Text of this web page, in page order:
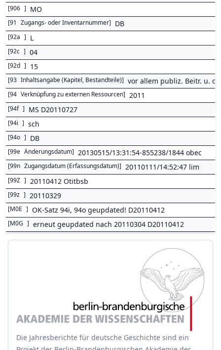
[906 ] MO
[91 Zugangs- oder Inventarnummer] DB
[92a ] L
[92c ] 04
[92d ] 15
[93 Inhaltsangabe (Kapitel, Bestandteile)] vor allem publiz. Beitr. u.
[94 Verknüpfung zu externen Ressourcen] 2011
[94f ] MS D20110727
[94i ] sch
[94o ] DB
[99e Änderungsdatum] 20130515/13:31:54-855238/1844 obec
[99n Zugangsdatum (Erfassungsdatum)] 20110111/14:52:47 lim
[99Z ] 20110412 Otitbsb
[99z ] 20110329
[M0E ] OK-Satz 94i, 94o geupdated! D20110412
[M0G ] erneut geupdated nach 20110304 D20110412
Die Jahresberichte für deutsche Geschichte sind ein